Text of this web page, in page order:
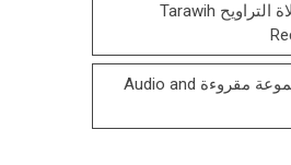
قراءة من صلاة التراويح Tarawih
مصاحف مسموعة مقروءة Audio and